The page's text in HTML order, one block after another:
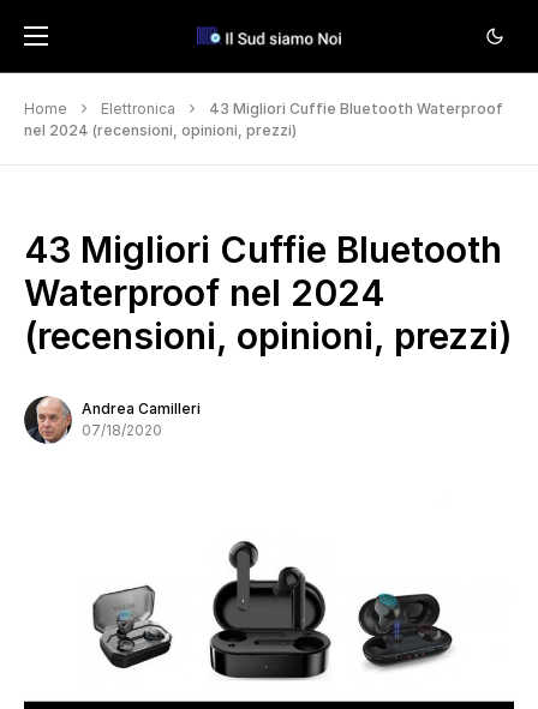
Home Elettronica
43 Migliori Cuffie Bluetooth Waterproof
nel 2024 (recensioni, opinioni, prezzi)
43 Migliori Cuffie Bluetooth
Waterproof nel 2024
(recensioni, opinioni, prezzi)
Andrea Camilleri
07/18/2020